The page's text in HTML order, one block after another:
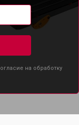
на обработку